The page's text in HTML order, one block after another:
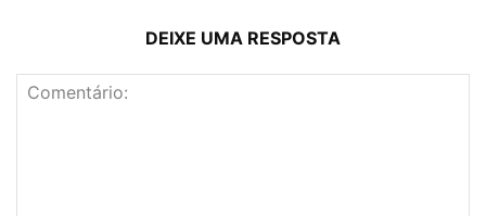
DEIXE UMA RESPOSTA